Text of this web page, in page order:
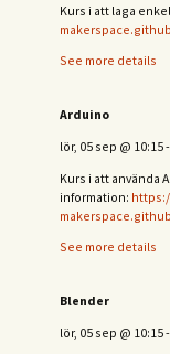
Kurs i att laga
See more details
Arduino
lör, 05 sep @ 10:15-
Kurs i att använda
information:
See more details
Blender
lör, 05 sep @ 10:15-